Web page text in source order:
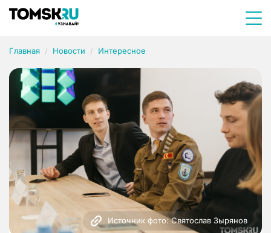
Главная Новости Интересное
Источник фото: Святослав Зырянов